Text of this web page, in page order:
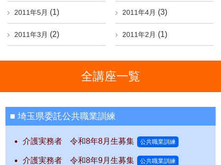
2011年5月 (1) 2011年4月 (3)
2011年3月 (2) 2011年2月 (1)
全講座一覧
埼玉県委託公共職業訓練
介護実務者 令和8年8月生募集 公共職業訓練
介護実務者 令和8年9月生募集 公共職業訓練